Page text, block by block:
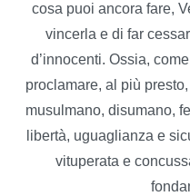
cosa puoi ancora fare,
vincerla e di far
d’innocenti. Ossia,
proclamare, al più
musulmano, disumano,
libertà, uguaglianza e
vituperata e